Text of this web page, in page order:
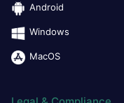
Android
Windows
MacOS